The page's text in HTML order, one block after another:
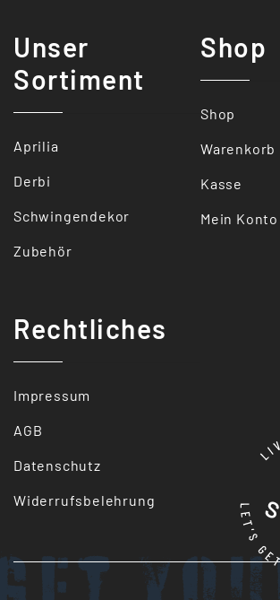
Unser
Sortiment
Aprilia
Derbi
Schwingendekor
Zubehör
Shop
Shop
Warenkorb
Kasse
Mein Konto
Rechtliches
Impressum
AGB
Datenschutz
Widerrufsbelehrung